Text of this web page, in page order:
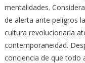
mentalidades.
de alerta ante peligros
cultura revolucionaria
contemporaneidad.
conciencia de que todo